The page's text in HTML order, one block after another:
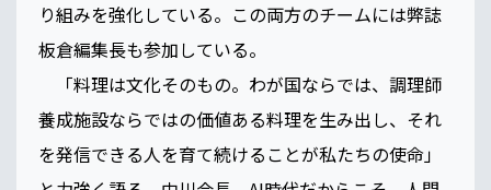
り組みを強化している。この両方のチームには弊誌
板倉編集長も参加している。
「料理は文化そのもの。わが国ならでは、調理師
養成施設ならではの価値ある料理を生み出し、それ
を発信できる人を育て続けることが私たちの使命」